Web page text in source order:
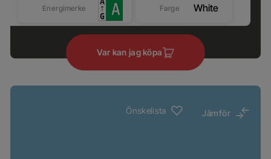
Energimerke Farge White
Var kan jag köpa
Önskelista Jämför